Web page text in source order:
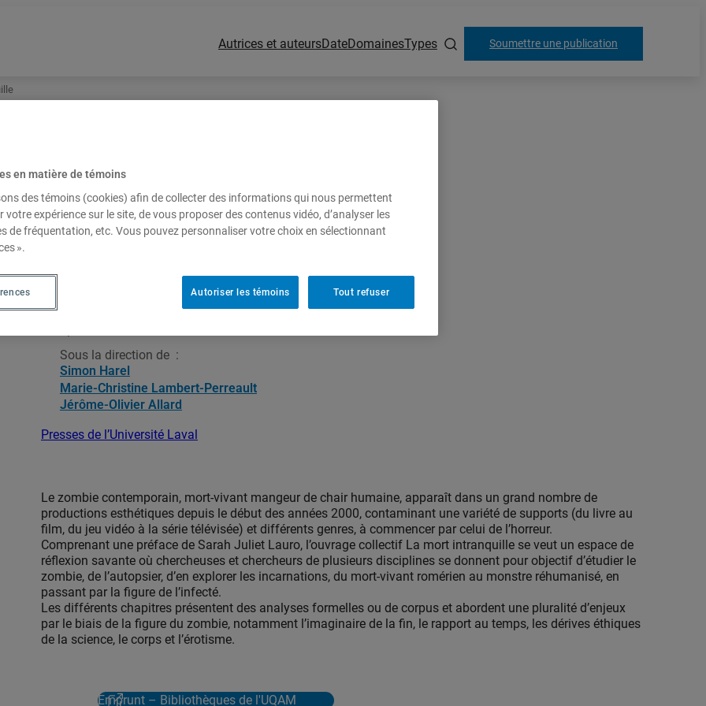
Autrices et auteursDateDomainesTypes Soumettre une publication
La mort intranquille
Sous la direction de :
Simon Harel
Marie-Christine Lambert-Perreault
Jérôme-Olivier Allard
Presses de l’Université Laval
Le zombie contemporain, mort-vivant mangeur de chair humaine, apparaît dans un grand nombre de
productions esthétiques depuis le début des années 2000, contaminant une variété de supports (du livre au
film, du jeu vidéo à la série télévisée) et différents genres, à commencer par celui de l’horreur.
Comprenant une préface de Sarah Juliet Lauro, l’ouvrage collectif La mort intranquille se veut un espace de
réflexion savante où chercheuses et chercheurs de plusieurs disciplines se donnent pour objectif d’étudier le
zombie, de l’autopsier, d’en explorer les incarnations, du mort-vivant romérien au monstre réhumanisé, en
passant par la figure de l’infecté.
Les différents chapitres présentent des analyses formelles ou de corpus et abordent une pluralité d’enjeux
par le biais de la figure du zombie, notamment l’imaginaire de la fin, le rapport au temps, les dérives éthiques
de la science, le corps et l’érotisme.
Emprunt – Bibliothèques de l'UQAM
en matière de témoins
des témoins (cookies) afin de collecter des informations qui nous permettent
votre expérience sur le site, de vous proposer des contenus vidéo, d’analyser les
de fréquentation, etc. Vous pouvez personnaliser votre choix en sélectionnant
».
Tout refuser
Autoriser les témoins